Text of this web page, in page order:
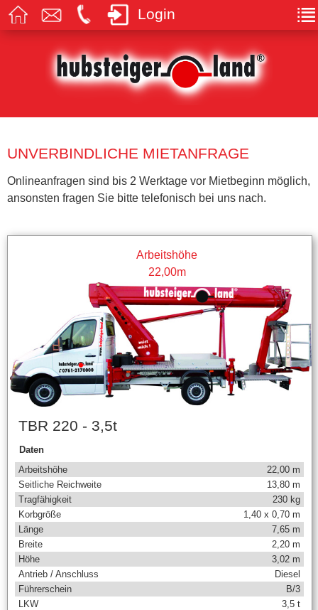
Login
UNVERBINDLICHE MIETANFRAGE
Onlineanfragen sind bis 2 Werktage vor Mietbeginn möglich,
ansonsten fragen Sie bitte telefonisch bei uns nach.
Arbeitshöhe
22,00m
TBR 220 - 3,5t
Daten
Arbeitshöhe
22,00 m
Seitliche Reichweite
13,80 m
Tragfähigkeit
230 kg
Korbgröße
1,40 x 0,70 m
Länge
7,65 m
Breite
2,20 m
Höhe
3,02 m
Antrieb / Anschluss
Diesel
Führerschein
B/3
LKW
3,5 t